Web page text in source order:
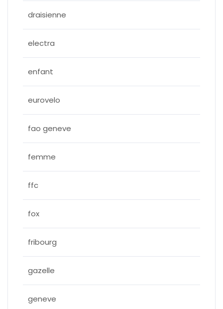
draisienne
electra
enfant
eurovelo
fao geneve
femme
ffc
fox
fribourg
gazelle
geneve